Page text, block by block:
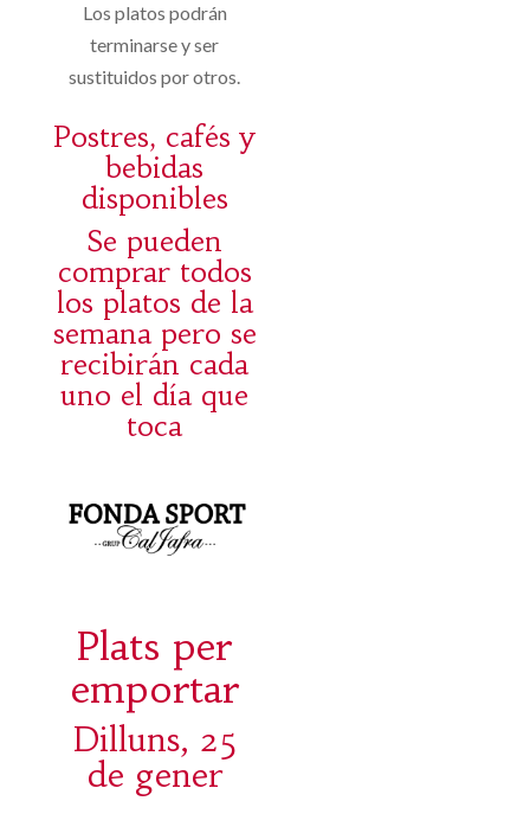
Los platos podrán
terminarse y ser
sustituidos por otros.
Postres, cafés y
bebidas
disponibles
Se pueden
comprar todos
los platos de la
semana pero se
recibirán cada
uno el día que
toca
Plats per
emportar
Dilluns, 25
de gener